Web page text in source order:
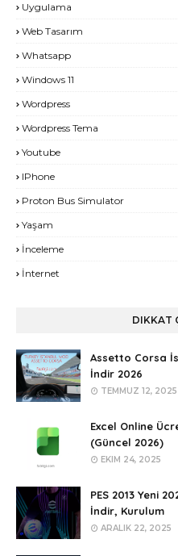
Uygulama
Web Tasarım
Whatsapp
Windows 11
Wordpress
Wordpress Tema
Youtube
IPhone
Proton Bus Simulator
Yaşam
İnceleme
İnternet
DIKKAT
Assetto Corsa
İndir 2026
TEMMUZ 12, 2025
Excel Online
(Güncel 2026)
EKIM 24, 2025
PES 2013 Yeni
İndir, Kurulum
ARALIK 22, 2025